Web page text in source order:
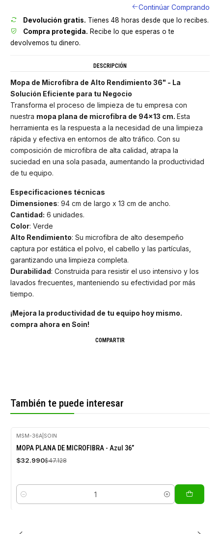
Continúar Comprando
Devolución gratis. Tienes 48 horas desde que lo recibes.
Compra protegida. Recibe lo que esperas o te
devolvemos tu dinero.
DESCRIPCIÓN
Mopa de Microfibra de Alto Rendimiento 36" - La
Solución Eficiente para tu Negocio
Transforma el proceso de limpieza de tu empresa con
nuestra mopa plana de microfibra de 94x13 cm. Esta
herramienta es la respuesta a la necesidad de una limpieza
rápida y efectiva en entornos de alto tráfico. Con su
composición de microfibra de alta calidad, atrapa la
suciedad en una sola pasada, aumentando la productividad
de tu equipo.
Especificaciones técnicas
Dimensiones: 94 cm de largo x 13 cm de ancho.
Cantidad: 6 unidades.
Color: Verde
Alto Rendimiento: Su microfibra de alto desempeño
captura por estática el polvo, el cabello y las partículas,
garantizando una limpieza completa.
Durabilidad: Construida para resistir el uso intensivo y los
lavados frecuentes, manteniendo su efectividad por más
tiempo.
¡Mejora la productividad de tu equipo hoy mismo.
compra ahora en Soin!
COMPARTIR
También te puede interesar
-30%
OFF
MSM-36A| SOIN
MOPA PLANA DE MICROFIBRA - Azul 36”
$32.990$47.128
Cantidad